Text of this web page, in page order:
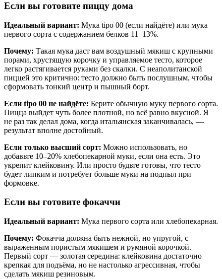
Если вы готовите пиццу дома
Идеальный вариант: Мука tipo 00 (если найдёте) или мука
первого сорта с содержанием белков 11–13%.
Почему: Такая мука даст вам воздушный мякиш с крупными
порами, хрустящую корочку и управляемое тесто, которое
легко растягивается руками без скалки. С неаполитанской
пиццей это критично: тесто должно быть послушным, чтобы
сформовать тонкий центр и пышный борт.
Если tipo 00 не найдёте: Берите обычную муку первого сорта.
Пицца выйдет чуть более плотной, но всё равно вкусной. Я
не раз так делал дома, когда итальянская заканчивалась, —
результат вполне достойный.
Если только высший сорт: Можно использовать, но
добавьте 10–20% хлебопекарной муки, если она есть. Это
укрепит клейковину. Или просто будьте готовы, что тесто
будет липким и потребует больше муки на подпыл при
формовке.
Если вы готовите фокаччи
Идеальный вариант: Мука первого сорта или хлебопекарная.
Почему: Фокачча должна быть нежной, но упругой, с
выраженным пористым мякишем и румяной корочкой.
Первый сорт — золотая середина: клейковина достаточно
крепкая для подъёма, но не настолько агрессивная, чтобы
сделать мякиш резиновым.